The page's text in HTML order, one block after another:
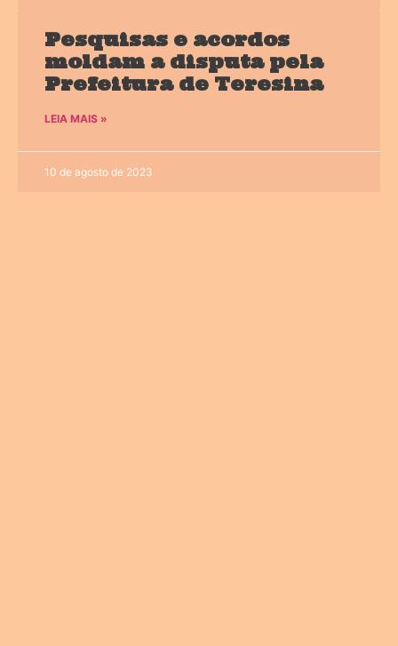
Pesquisas e acordos
moldam a disputa pela
Prefeitura de Teresina
LEIA MAIS »
10 de agosto de 2023